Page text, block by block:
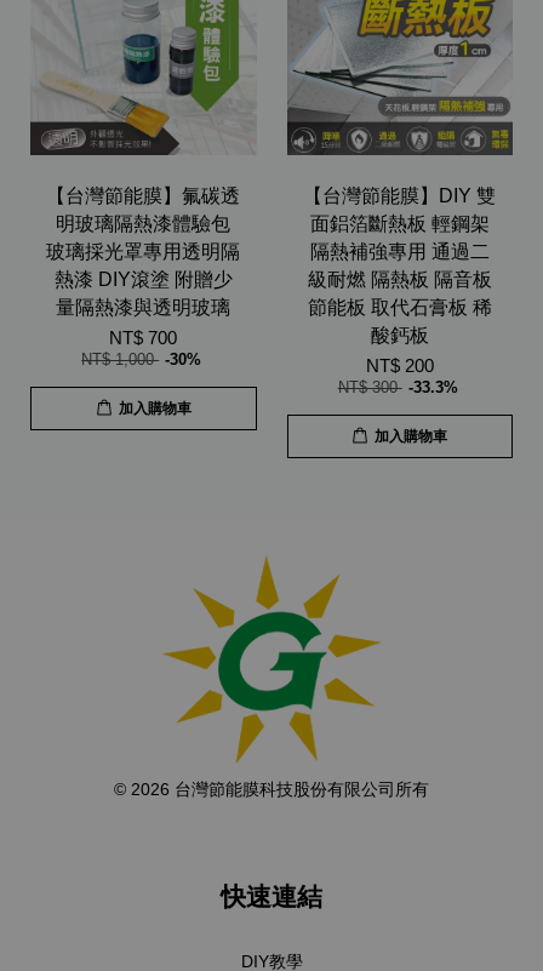
【台灣節能膜】氟碳透
明玻璃隔熱漆體驗包
玻璃採光罩專用透明隔
熱漆 DIY滾塗 附贈少
量隔熱漆與透明玻璃
NT$ 700
NT$ 1,000 -30%
加入購物車
【台灣節能膜】DIY 雙
面鋁箔斷熱板 輕鋼架
隔熱補強專用 通過二
級耐燃 隔熱板 隔音板
節能板 取代石膏板 稀
酸鈣板
NT$ 200
NT$ 300 -33.3%
加入購物車
© 2026 台灣節能膜科技股份有限公司所有
快速連結
DIY教學